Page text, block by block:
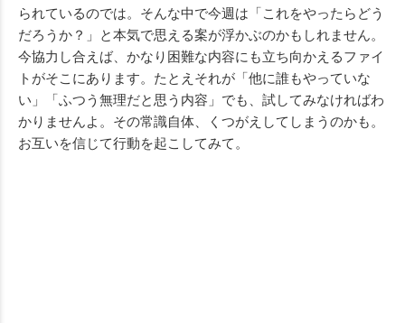
られているのでは。そんな中で今週は「これをやったらどう
だろうか？」と本気で思える案が浮かぶのかもしれません。
今協力し合えば、かなり困難な内容にも立ち向かえるファイ
トがそこにあります。たとえそれが「他に誰もやっていな
い」「ふつう無理だと思う内容」でも、試してみなければわ
かりませんよ。その常識自体、くつがえしてしまうのかも。
お互いを信じて行動を起こしてみて。